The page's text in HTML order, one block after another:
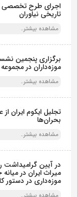
اجرای طرح تخصصی
تاریخی نیاوران
مشاهده بیشتر..
برگزاری پنجمین
موزه‌داران در
مشاهده بیشتر..
تجلیل ایکوم ایران
بحران‌ها
مشاهده بیشتر..
در آیین گرامیداشت
میراث ایران در
موزه‌داری در دستور